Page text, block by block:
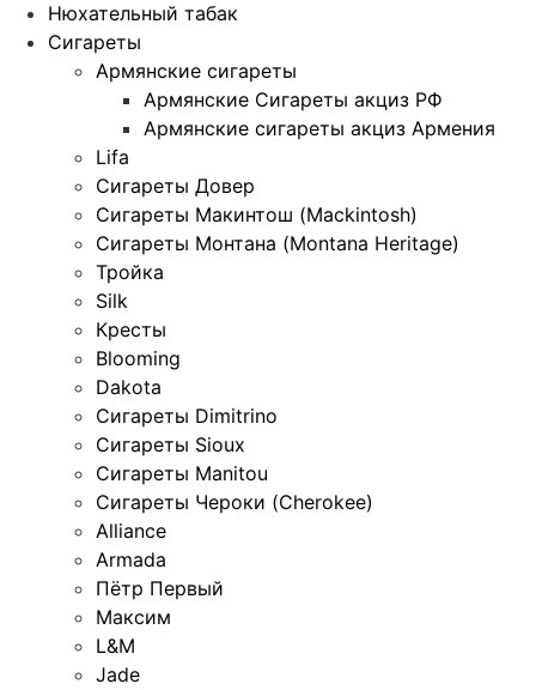
Нюхательный табак
Сигареты
Армянские сигареты
Армянские Сигареты акциз РФ
Армянские сигареты акциз Армения
Lifa
Сигареты Довер
Сигареты Макинтош (Mackintosh)
Сигареты Монтана (Montana Heritage)
Тройка
Silk
Кресты
Blooming
Dakota
Сигареты Dimitrino
Сигареты Sioux
Сигареты Manitou
Сигареты Чероки (Cherokee)
Alliance
Armada
Пётр Первый
Максим
L&M
Jade